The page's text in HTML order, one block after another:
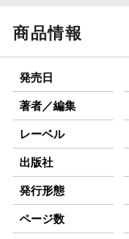
商品情報
発売日
著者／編集
レーベル
出版社
発行形態
ページ数